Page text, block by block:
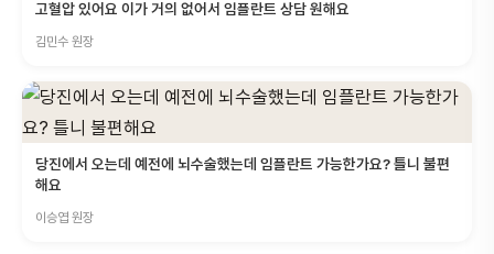
고혈압 있어요 이가 거의 없어서 임플란트 상담 원해요
김민수 원장
당진에서 오는데 예전에 뇌수술했는데 임플란트 가능한가요? 틀니 불편
해요
이승엽 원장